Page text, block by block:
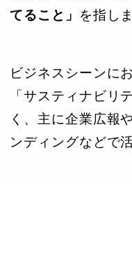
てること」
を指し
ビジネスシーンに
「サスティナビリ
く、主に企業広報
ンディングなどで